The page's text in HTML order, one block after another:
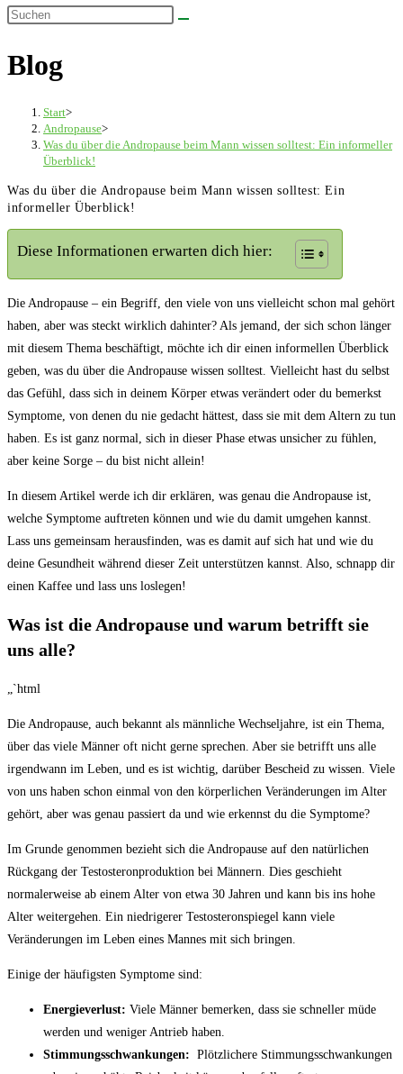
umschalten
Diese
durchsuchen
Blog
Start>
Andropause>
Was du über die Andropause beim Mann wissen solltest: Ein informeller
Überblick!
Was du über die Andropause beim Mann wissen solltest: Ein
informeller Überblick!
Diese Informationen erwarten dich hier:
Die Andropause – ein Begriff, den viele von uns vielleicht schon ​mal‍ gehört
haben, aber ‍was steckt wirklich‍ dahinter? Als jemand, ‌der sich schon ⁤länger
mit diesem Thema ‌beschäftigt, möchte ich dir‌ einen‍ informellen⁣ Überblick
geben, was‍ du‍ über die Andropause wissen solltest. Vielleicht hast du selbst
das Gefühl, dass ⁢sich in deinem Körper etwas⁢ verändert oder du bemerkst
Symptome, von⁢ denen du nie ‍gedacht hättest, dass sie​ mit dem Altern zu ⁢tun
‌haben. Es‌ ist ​ganz normal, sich in ⁢dieser Phase etwas unsicher zu fühlen,
aber keine ‍Sorge – du bist nicht‌ allein!
In diesem Artikel werde ich dir erklären, ⁤was genau die​ Andropause ist,
welche Symptome auftreten können und wie du damit umgehen kannst.
Lass uns gemeinsam⁢ herausfinden, was es damit auf sich hat und wie du
deine Gesundheit während dieser Zeit unterstützen kannst. Also, schnapp dir​
einen Kaffee und ⁢lass uns loslegen!
Was ist die Andropause und warum betrifft sie
uns alle?
„`html
Die‌ Andropause, auch bekannt ⁢als männliche Wechseljahre, ist⁤ ein Thema,
über das viele⁤ Männer oft⁢ nicht gerne sprechen. Aber sie betrifft uns alle
irgendwann im Leben, und ‌es ist wichtig, darüber Bescheid ​zu wissen. Viele
von uns​ haben ‌schon einmal von‌ den ‌körperlichen⁣ Veränderungen ​im Alter
⁤gehört, aber was genau passiert⁣ da und wie erkennst du die Symptome?
Im Grunde genommen ⁣bezieht⁤ sich die Andropause auf ‍den natürlichen
Rückgang der ‌Testosteronproduktion bei Männern. Dies geschieht
normalerweise ab⁢ einem Alter von etwa 30 ​Jahren und ⁢kann bis ins​ hohe
‍Alter weitergehen.⁣ Ein ⁣niedrigerer​ Testosteronspiegel kann viele
Veränderungen im Leben eines Mannes mit sich bringen.
Einige der häufigsten Symptome sind:
Energieverlust: Viele ⁤Männer ‍bemerken,⁤ dass sie schneller müde‌
werden und ⁣weniger Antrieb haben.
Stimmungsschwankungen: ⁤ Plötzlichere​ Stimmungsschwankungen